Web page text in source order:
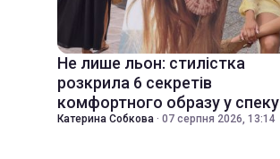
Не лише льон: стилістка
розкрила 6 секретів
комфортного образу у спеку
Катерина Собкова · 07 серпня 2026, 13:14